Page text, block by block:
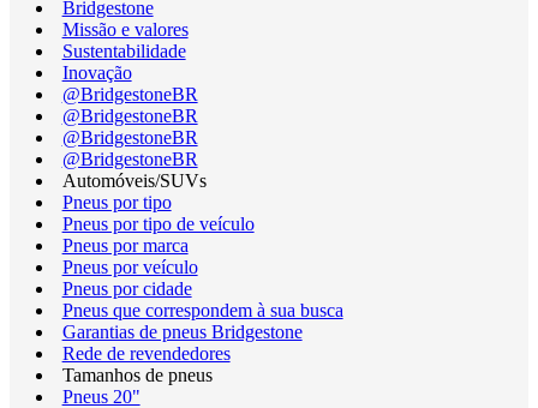
Bridgestone
Missão e valores
Sustentabilidade
Inovação
@BridgestoneBR
@BridgestoneBR
@BridgestoneBR
@BridgestoneBR
Automóveis/SUVs
Pneus por tipo
Pneus por tipo de veículo
Pneus por marca
Pneus por veículo
Pneus por cidade
Pneus que correspondem à sua busca
Garantias de pneus Bridgestone
Rede de revendedores
Tamanhos de pneus
Pneus 20"